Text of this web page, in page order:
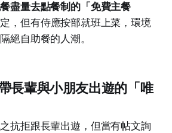
盡量去點餐制的「免費主餐
，但有侍應按部就班上菜，環境
絕自助餐的人潮。
長輩與小朋友出遊的「唯
抗拒跟長輩出遊，但當有帖文詢